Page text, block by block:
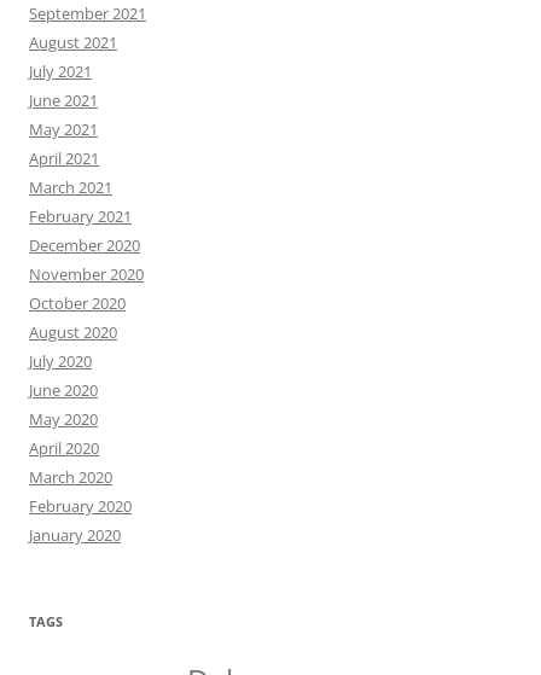
September 2021
August 2021
July 2021
June 2021
May 2021
April 2021
March 2021
February 2021
December 2020
November 2020
October 2020
August 2020
July 2020
June 2020
May 2020
April 2020
March 2020
February 2020
January 2020
TAGS